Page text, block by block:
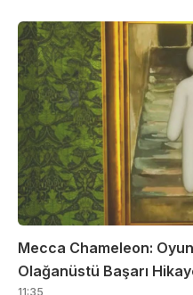
Mecca Chameleon:
Olağanüstü Başarı
11:35